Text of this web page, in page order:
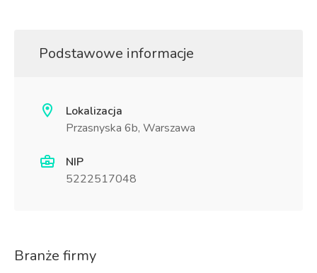
Podstawowe informacje
Lokalizacja
Przasnyska 6b, Warszawa
NIP
5222517048
Branże firmy